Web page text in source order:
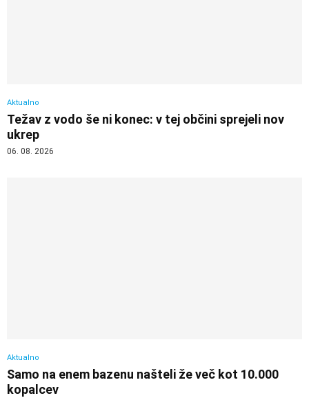
Aktualno
Težav z vodo še ni konec: v tej občini sprejeli nov
ukrep
06. 08. 2026
Aktualno
Samo na enem bazenu našteli že več kot 10.000
kopalcev